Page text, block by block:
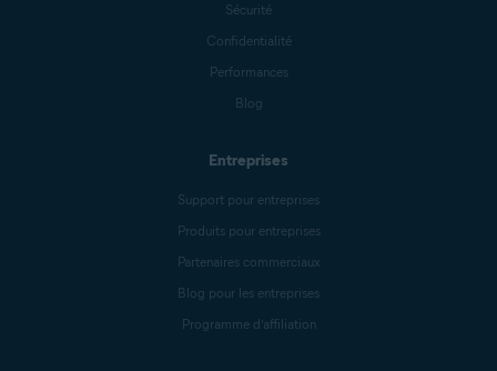
Sécurité
Confidentialité
Performances
Blog
Entreprises
Support pour entreprises
Produits pour entreprises
Partenaires commerciaux
Blog pour les entreprises
Programme d’affiliation